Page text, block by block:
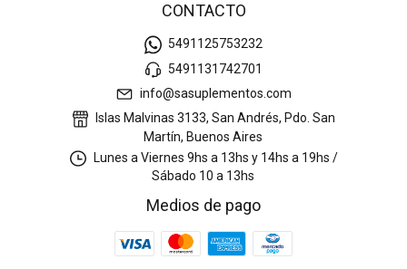
CONTACTO
5491125753232
5491131742701
info@sasuplementos.com
Islas Malvinas 3133, San Andrés, Pdo. San
Martín, Buenos Aires
Lunes a Viernes 9hs a 13hs y 14hs a 19hs /
Sábado 10 a 13hs
Medios de pago